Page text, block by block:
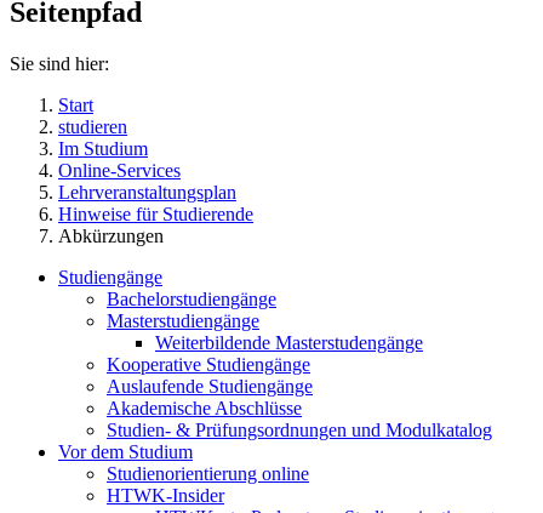
Seitenpfad
Sie sind hier:
Start
studieren
Im Studium
Online-Services
Lehrveranstaltungsplan
Hinweise für Studierende
Abkürzungen
Studiengänge
Bachelorstudiengänge
Masterstudiengänge
Weiterbildende Masterstudengänge
Kooperative Studiengänge
Auslaufende Studiengänge
Akademische Abschlüsse
Studien- & Prüfungsordnungen und Modulkatalog
Vor dem Studium
Studienorientierung online
HTWK-Insider